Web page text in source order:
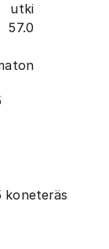
utki
57.0
koneteräs